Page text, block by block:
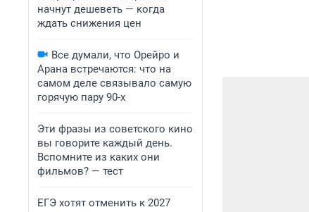
начнут дешеветь — когда
ждать снижения цен
Все думали, что Орейро и
Арана встречаются: что на
самом деле связывало самую
горячую пару 90-х
Эти фразы из советского кино
вы говорите каждый день.
Вспомните из каких они
фильмов? — тест
ЕГЭ хотят отменить к 2027